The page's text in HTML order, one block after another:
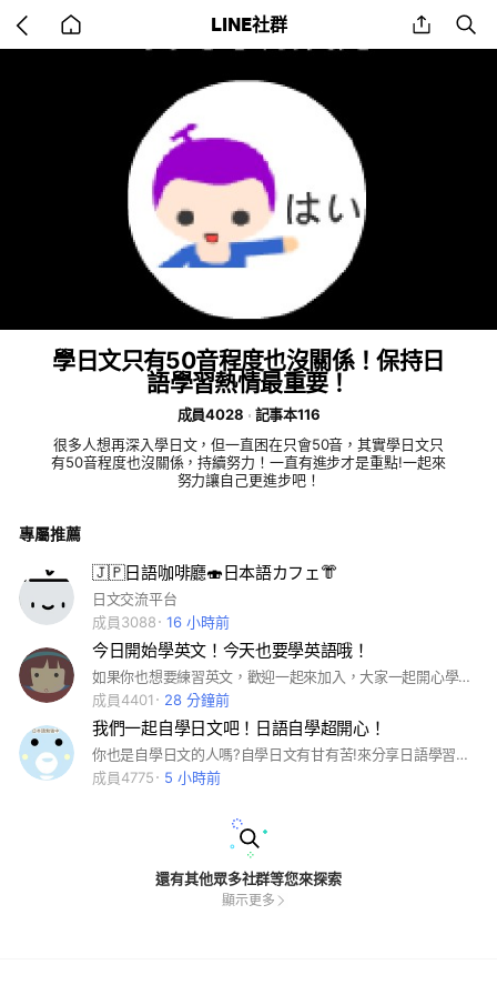
back
to
LINE社群 share
學日文只有50音程度也沒關係！保持日
語學習熱情最重要！
成員4028
記事本116
很多人想再深入學日文，但一直困在只會50音，其實學日文只
有50音程度也沒關係，持續努力！一直有進步才是重點!一起來
努力讓自己更進步吧！
專屬推薦
🇯🇵日語咖啡廳🍣日本語カフェ👘
日文交流平台
成員3088
16 小時前
今日開始學英文！今天也要學英語哦！
如果你也想要練習英文，歡迎一起來加入，大家一起開心學英文!今天也要學英語！
成員4401
28 分鐘前
我們一起自學日文吧！日語自學超開心！
你也是自學日文的人嗎?自學日文有甘有苦!來分享日語學習的酸甜甘苦吧!我們可以在這裡一起自學日文哦！
成員4775
5 小時前
還有其他眾多社群等您來探索
顯示更多